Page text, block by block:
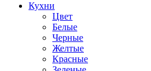
Кухни
Цвет
Белые
Черные
Желтые
Красные